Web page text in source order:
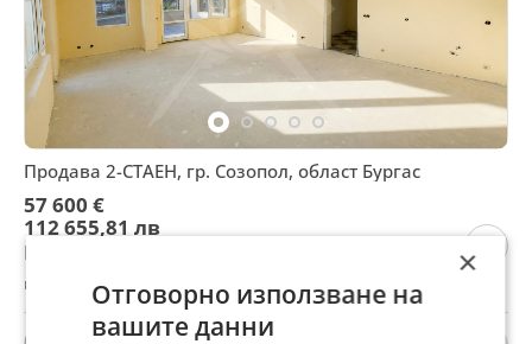
Продава 2-СТАЕН, гр. Созопол, област Бургас
57 600 €
112 655,81 лв
Цената е с включен ДДС
гр. Созопол, Бургас, вчера, 11:06
×
Отговорно използване на
вашите данни